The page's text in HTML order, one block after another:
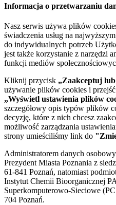
Informacja o przetwarzaniu
Nasz serwis używa plików
świadczenia usług na
do indywidualnych potrzeb
jest także korzystanie z narzędzi
funkcji mediów
Kliknij przycisk „Zaakceptuj
używanie plików cookies i
„Wyświetl ustawienia plików
szczegółowy opis typów plików
decyzję, które z nich chcesz
możliwość zarządzania
strony umieściliśmy link do
Administratorem danych
Prezydent Miasta Poznania z
61-841 Poznań, natomiast
Instytut Chemii Bioorganicznej
Superkomputerowo-Sieciowe
704 Poznań.